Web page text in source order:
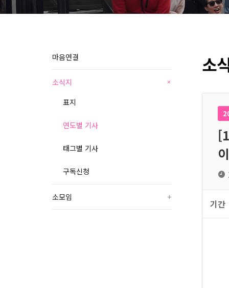
마음연결
소식지 +
표지
연도별 기사
태그별 기사
구독신청
소모임 +
소
기간